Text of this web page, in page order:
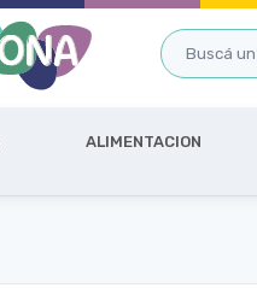
ALIMENTACION